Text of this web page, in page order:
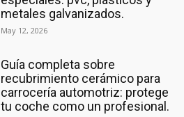
metales galvanizados.
May 12, 2026
Guía completa sobre
recubrimiento cerámico para
carrocería automotriz: protege
tu coche como un profesional.